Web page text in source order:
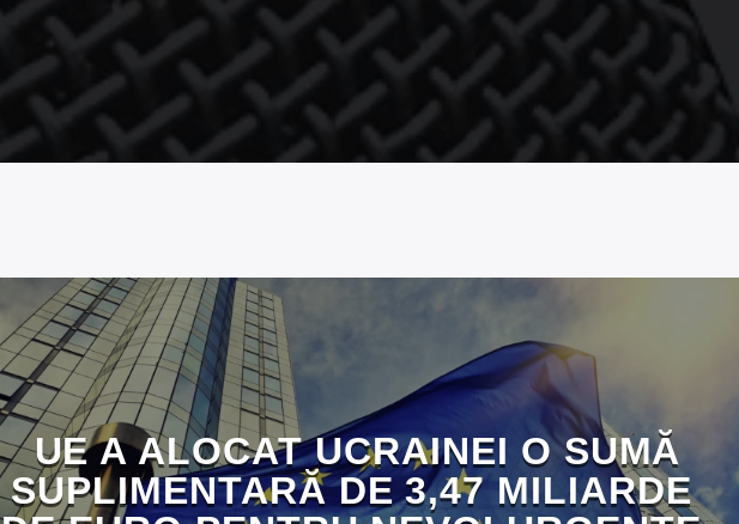
UE A ALOCAT UCRAINEI O SUMĂ
SUPLIMENTARĂ DE 3,47 MILIARDE